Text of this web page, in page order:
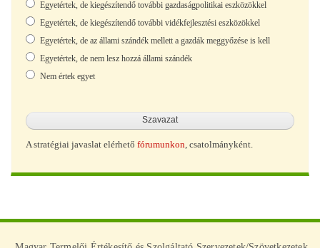
Egyetértek, de kiegészítendő további gazdaságpolitikai eszközökkel
Egyetértek, de kiegészítendő további vidékfejlesztési eszközökkel
Egyetértek, de az állami szándék mellett a gazdák meggyőzése is kell
Egyetértek, de nem lesz hozzá állami szándék
Nem értek egyet
A stratégiai javaslat elérhető fórumunkon , csatolmányként.